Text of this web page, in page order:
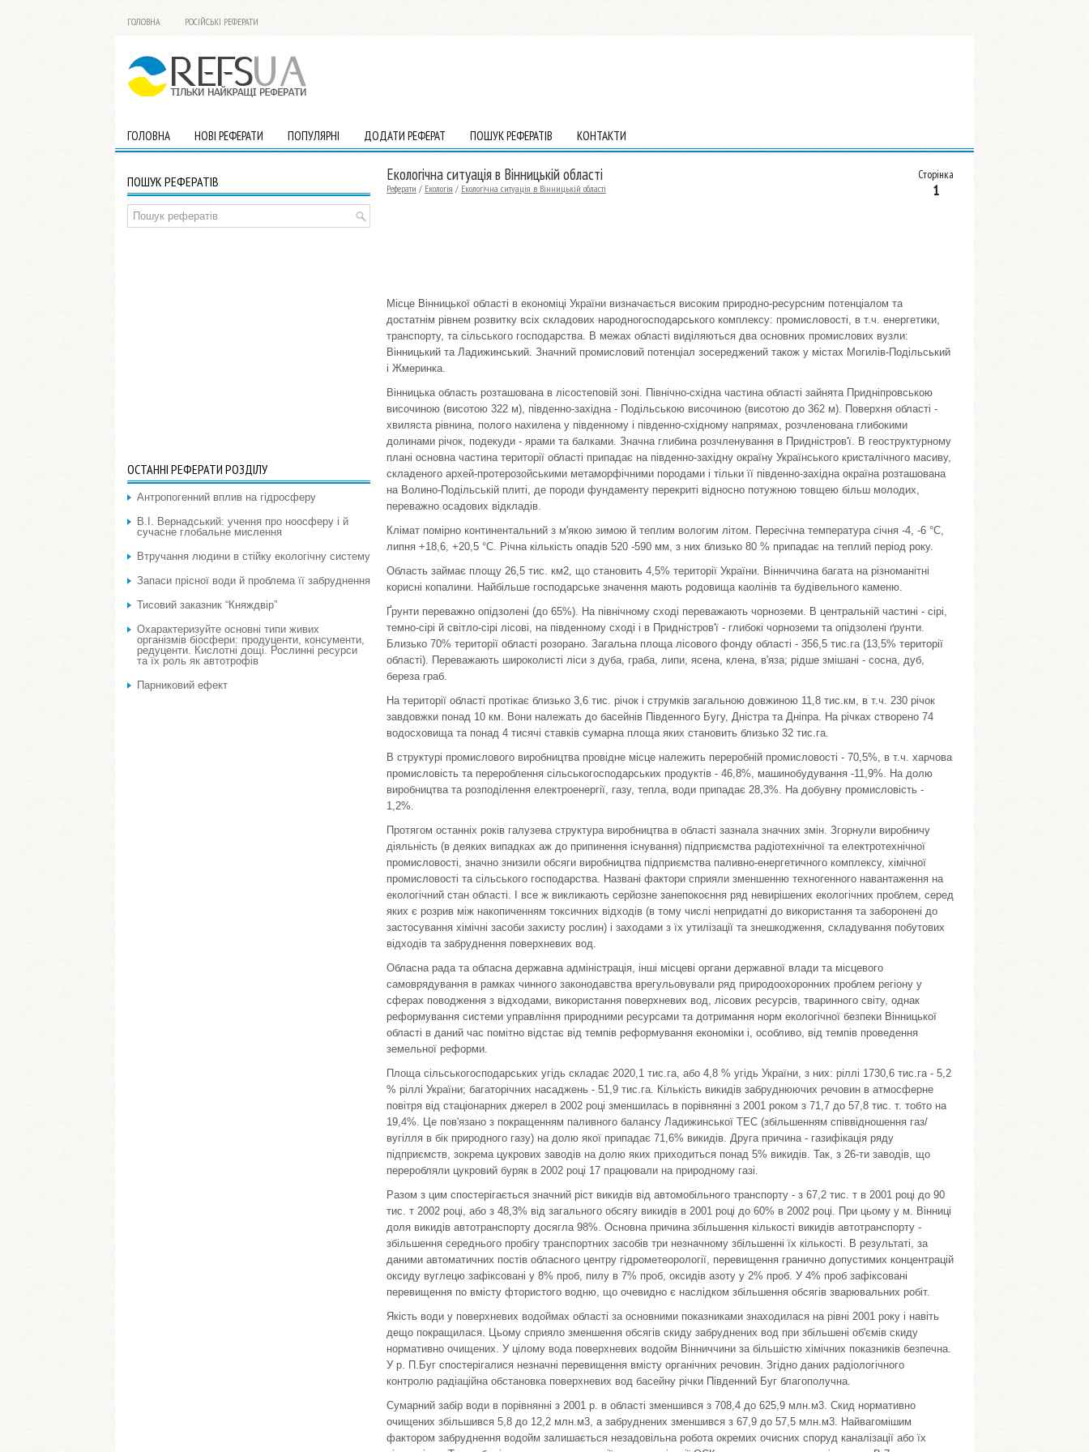
ГОЛОВНА РОСІЙСЬКІ РЕФЕРАТИ
ГОЛОВНА НОВІ РЕФЕРАТИ ПОПУЛЯРНІ ДОДАТИ РЕФЕРАТ ПОШУК РЕФЕРАТІВ КОНТАКТИ
Сторінка
1
Екологічна ситуація в Вінницькій області
Реферати / Екологія / Екологічна ситуація в Вінницькій області
Місце Вінницької області в економіці України визначається високим природно-ресурсним потенціалом та
достатнім рівнем розвитку всіх складових народногосподарського комплексу: промисловості, в т.ч. енергетики,
транспорту, та сільського господарства. В межах області виділяються два основних промислових вузли:
Вінницький та Ладижинський. Значний промисловий потенціал зосереджений також у містах Могилів-Подільський
і Жмеринка.
Вінницька область розташована в лісостеповій зоні. Північно-східна частина області зайнята Придніпровською
височиною (висотою 322 м), південно-західна - Подільською височиною (висотою до 362 м). Поверхня області -
хвиляста рівнина, полого нахилена у південному і південно-східному напрямах, розчленована глибокими
долинами річок, подекуди - ярами та балками. Значна глибина розчленування в Придністров'ї. В геоструктурному
плані основна частина території області припадає на південно-західну окраїну Українського кристалічного масиву,
складеного архей-протерозойськими метаморфічними породами і тільки її південно-західна окраїна розташована
на Волино-Подільській плиті, де породи фундаменту перекриті відносно потужною товщею більш молодих,
переважно осадових відкладів.
Клімат помірно континентальний з м'якою зимою й теплим вологим літом. Пересічна температура січня -4, -6 °С,
липня +18,6, +20,5 °С. Річна кількість опадів 520 -590 мм, з них близько 80 % припадає на теплий період року.
Область займає площу 26,5 тис. км2, що становить 4,5% території України. Вінниччина багата на різноманітні
корисні копалини. Найбільше господарське значення мають родовища каолінів та будівельного каменю.
Ґрунти переважно опідзолені (до 65%). На північному сході переважають чорноземи. В центральній частині - сірі,
темно-сірі й світло-сірі лісові, на південному сході і в Придністров'ї - глибокі чорноземи та опідзолені ґрунти.
Близько 70% території області розорано. Загальна площа лісового фонду області - 356,5 тис.га (13,5% території
області). Переважають широколисті ліси з дуба, граба, липи, ясена, клена, в'яза; рідше змішані - сосна, дуб,
береза граб.
На території області протікає близько 3,6 тис. річок і струмків загальною довжиною 11,8 тис.км, в т.ч. 230 річок
завдовжки понад 10 км. Вони належать до басейнів Південного Бугу, Дністра та Дніпра. На річках створено 74
водосховища та понад 4 тисячі ставків сумарна площа яких становить близько 32 тис.га.
В структурі промислового виробництва провідне місце належить переробній промисловості - 70,5%, в т.ч. харчова
промисловість та перероблення сільськогосподарських продуктів - 46,8%, машинобудування -11,9%. На долю
виробництва та розподілення електроенергії, газу, тепла, води припадає 28,3%. На добувну промисловість -
1,2%.
Протягом останніх років галузева структура виробництва в області зазнала значних змін. Згорнули виробничу
діяльність (в деяких випадках аж до припинення існування) підприємства радіотехнічної та електротехнічної
промисловості, значно знизили обсяги виробництва підприємства паливно-енергетичного комплексу, хімічної
промисловості та сільського господарства. Названі фактори сприяли зменшенню техногенного навантаження на
екологічний стан області. І все ж викликають серйозне занепокоєння ряд невирішених екологічних проблем, серед
яких є розрив між накопиченням токсичних відходів (в тому числі непридатні до використання та заборонені до
застосування хімічні засоби захисту рослин) і заходами з їх утилізації та знешкодження, складування побутових
відходів та забруднення поверхневих вод.
Обласна рада та обласна державна адміністрація, інші місцеві органи державної влади та місцевого
самоврядування в рамках чинного законодавства врегульовували ряд природоохоронних проблем регіону у
сферах поводження з відходами, використання поверхневих вод, лісових ресурсів, тваринного світу, однак
реформування системи управління природними ресурсами та дотримання норм екологічної безпеки Вінницької
області в даний час помітно відстає від темпів реформування економіки і, особливо, від темпів проведення
земельної реформи.
Площа сільськогосподарських угідь складає 2020,1 тис.га, або 4,8 % угідь України, з них: ріллі 1730,6 тис.га - 5,2
% ріллі України; багаторічних насаджень - 51,9 тис.га. Кількість викидів забруднюючих речовин в атмосферне
повітря від стаціонарних джерел в 2002 році зменшилась в порівнянні з 2001 роком з 71,7 до 57,8 тис. т. тобто на
19,4%. Це пов'язано з покращенням паливного балансу Ладижинської ТЕС (збільшенням співвідношення газ/
вугілля в бік природного газу) на долю якої припадає 71,6% викидів. Друга причина - газифікація ряду
підприємств, зокрема цукрових заводів на долю яких приходиться понад 5% викидів. Так, з 26-ти заводів, що
переробляли цукровий буряк в 2002 році 17 працювали на природному газі.
Разом з цим спостерігається значний ріст викидів від автомобільного транспорту - з 67,2 тис. т в 2001 році до 90
тис. т 2002 році, або з 48,3% від загального обсягу викидів в 2001 році до 60% в 2002 році. При цьому у м. Вінниці
доля викидів автотранспорту досягла 98%. Основна причина збільшення кількості викидів автотранспорту -
збільшення середнього пробігу транспортних засобів три незначному збільшенні їх кількості. В результаті, за
даними автоматичних постів обласного центру гідрометеорології, перевищення гранично допустимих концентрацій
оксиду вуглецю зафіксовані у 8% проб, пилу в 7% проб, оксидів азоту у 2% проб. У 4% проб зафіксовані
перевищення по вмісту фтористого водню, що очевидно є наслідком збільшення обсягів зварювальних робіт.
Якість води у поверхневих водоймах області за основними показниками знаходилася на рівні 2001 року і навіть
дещо покращилася. Цьому сприяло зменшення обсягів скиду забруднених вод при збільшені об'ємів скиду
нормативно очищених. У цілому вода поверхневих водойм Вінниччини за більшістю хімічних показників безпечна.
У р. П.Буг спостерігалися незначні перевищення вмісту органічних речовин. Згідно даних радіологічного
контролю радіаційна обстановка поверхневих вод басейну річки Південний Буг благополучна.
Сумарний забір води в порівнянні з 2001 р. в області зменшився з 708,4 до 625,9 млн.м3. Скид нормативно
очищених збільшився 5,8 до 12,2 млн.м3, а забруднених зменшився з 67,9 до 57,5 млн.м3. Найвагомішим
фактором забруднення водойм залишається незадовільна робота окремих очисних споруд каналізації або їх
ПОШУК РЕФЕРАТІВ
ОСТАННІ РЕФЕРАТИ РОЗДІЛУ
Антропогенний вплив на гідросферу
В.І. Вернадський: учення про ноосферу і й
сучасне глобальне мислення
Втручання людини в стійку екологічну систему
Запаси прісної води й проблема її забруднення
Тисовий заказник “Княждвір”
Охарактеризуйте основні типи живих
організмів біосфери: продуценти, консументи,
редуценти. Кислотні дощі. Рослинні ресурси
та їх роль як автотрофів
Парниковий ефект